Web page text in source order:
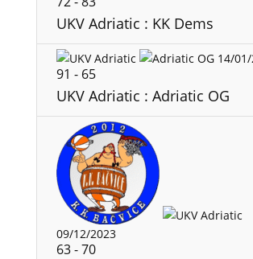
UKV Adriatic : KK Dems
14/
91 - 65
UKV Adriatic : Adriatic OG
09/12/2023
63-70